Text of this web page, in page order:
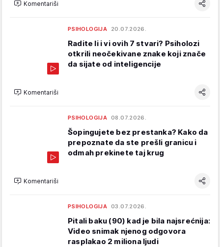
Komentariši
PSIHOLOGIJA 20.07.2026.
Radite li i vi ovih 7 stvari? Psiholozi
otkrili neočekivane znake koji znače
da sijate od inteligencije
Komentariši
PSIHOLOGIJA 08.07.2026.
Šopingujete bez prestanka? Kako da
prepoznate da ste prešli granicu i
odmah prekinete taj krug
Komentariši
PSIHOLOGIJA 03.07.2026.
Pitali baku (90) kad je bila najsrećnija:
Video snimak njenog odgovora
rasplakao 2 miliona ljudi